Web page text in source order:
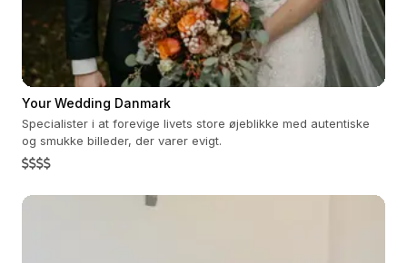
Your Wedding Danmark
Specialister i at forevige livets store øjeblikke med autentiske
og smukke billeder, der varer evigt.